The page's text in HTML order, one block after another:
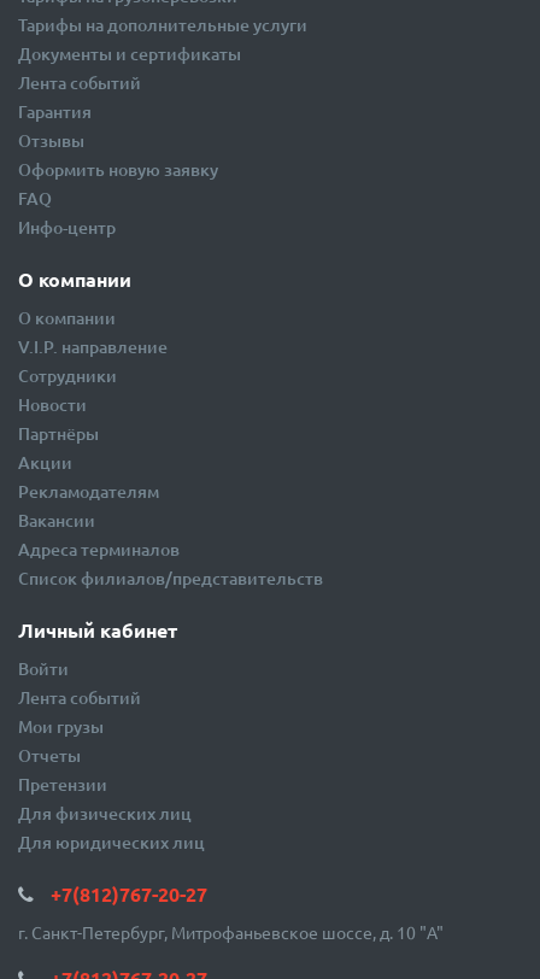
Клиентам
Тарифы на грузоперевозки
Тарифы на дополнительные услуги
Документы и сертификаты
Лента событий
Гарантия
Отзывы
Оформить новую заявку
Инфо-центр
О компании
О компании
V.I.P. направление
Сотрудники
Новости
Партнёры
Акции
Рекламодателям
Вакансии
Список филиалов/представительств
Личный кабинет
Войти
Лента событий
Мои грузы
Отчеты
Претензии
Для юридических лиц